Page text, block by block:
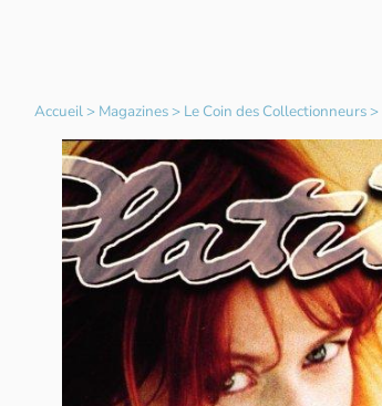
Accueil> Magazines> Le Coin des Collectionneurs>